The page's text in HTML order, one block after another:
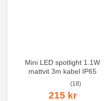
Mini LED spotlight 1.1W
mattvit 3m kabel IP65
(18)
215 kr